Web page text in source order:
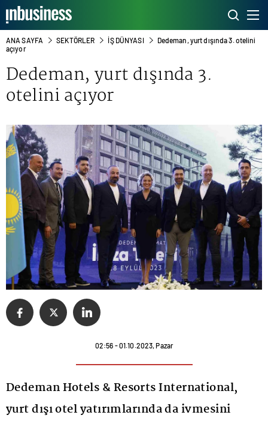
ANA SAYFA SEKTÖRLER İŞ DÜNYASI
Dedeman, yurt dışında 3. otelini
açıyor
Dedeman, yurt dışında 3.
otelini açıyor
02:56 - 01.10.2023, Pazar
Dedeman Hotels & Resorts International,
yurt dışı otel yatırımlarında da ivmesini